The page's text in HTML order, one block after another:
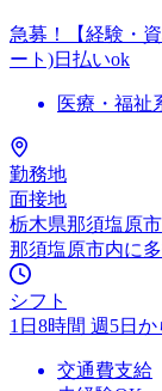
急募！【経験・
ート)日払いok
医療・福祉
勤務地
面接地
栃木県那須塩原市
那須塩原市内に
シフト
1日8時間 週5日
交通費支給